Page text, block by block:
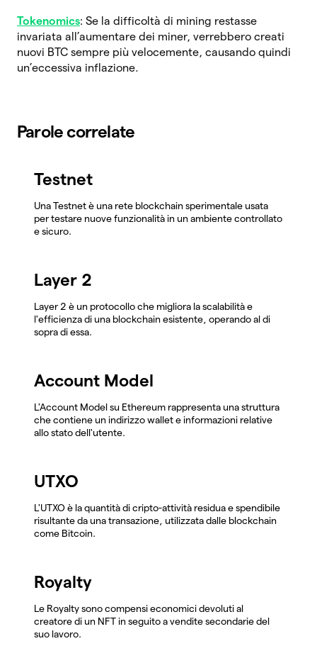
Tokenomics: Se la difficoltà di mining restasse
invariata all’aumentare dei miner, verrebbero creati
nuovi BTC sempre più velocemente, causando quindi
un’eccessiva inflazione.
Parole correlate
Testnet
Una Testnet è una rete blockchain sperimentale usata
per testare nuove funzionalità in un ambiente controllato
e sicuro.
Layer 2
Layer 2 è un protocollo che migliora la scalabilità e
l'efficienza di una blockchain esistente, operando al di
sopra di essa.
Account Model
L'Account Model su Ethereum rappresenta una struttura
che contiene un indirizzo wallet e informazioni relative
allo stato dell'utente.
UTXO
L'UTXO è la quantità di cripto-attività residua e spendibile
risultante da una transazione, utilizzata dalle blockchain
come Bitcoin.
Royalty
Le Royalty sono compensi economici devoluti al
creatore di un NFT in seguito a vendite secondarie del
suo lavoro.